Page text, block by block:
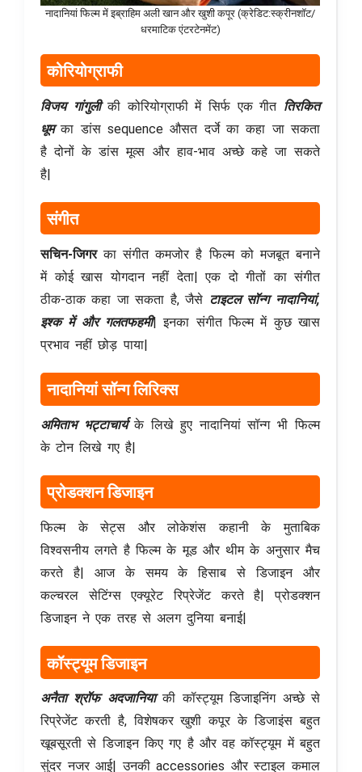
नादानियां फिल्म में इब्राहिम अली खान और खुशी कपूर (क्रेडिट:स्क्रीनशॉट/
धरमाटिक एंटरटेनमेंट)
कोरियोग्राफी
विजय गांगुलीकी कोरियोग्राफी में सिर्फ एक गीततिरकित
धूमका डांस sequence औसत दर्जे का कहा जा सकता
है दोनों के डांस मूव्स और हाव-भाव अच्छे कहे जा सकते
है|
संगीत
सचिन-जिगरका संगीत कमजोर है फिल्म को मजबूत बनाने
में कोई खास योगदान नहीं देता| एक दो गीतों का संगीत
ठीक-ठाक कहा जा सकता है, जैसे टाइटल सॉन्ग नादानियां,
इश्क में और गलतफहमी| इनका संगीत फिल्म में कुछ खास
प्रभाव नहीं छोड़ पाया|
नादानियां सॉन्ग लिरिक्स
अमिताभ भट्टाचार्यके लिखे हुए नादानियां सॉन्ग भी फिल्म
के टोन लिखे गए है|
प्रोडक्शन डिजाइन
फिल्म के सेट्स और लोकेशंस कहानी के मुताबिक
विश्वसनीय लगते है फिल्म के मूड और थीम के अनुसार मैच
करते है| आज के समय के हिसाब से डिजाइन और
कल्चरल सेटिंग्स एक्यूरेट रिप्रेजेंट करते है| प्रोडक्शन
डिजाइन ने एक तरह से अलग दुनिया बनाई|
कॉस्ट्यूम डिजाइन
अनैता श्रॉफ अदजानियाकी कॉस्ट्यूम डिजाइनिंग अच्छे से
रिप्रेजेंट करती है, विशेषकर खुशी कपूर के डिजाइंस बहुत
खूबसूरती से डिजाइन किए गए है और वह कॉस्ट्यूम में बहुत
सुंदर नजर आई| उनकी accessories और स्टाइल कमाल